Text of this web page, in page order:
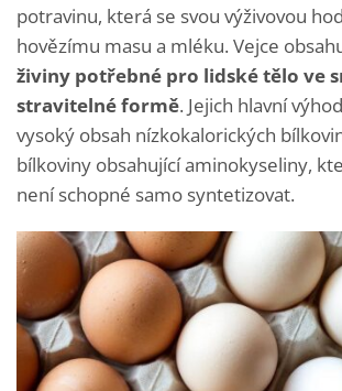
potravinu, která se svou výživovou
hovězímu masu a mléku. Vejce
živiny potřebné pro lidské tělo ve
stravitelné formě. Jejich hlavní
vysoký obsah nízkokalorických
bílkoviny obsahující aminokyseliny,
není schopné samo syntetizovat.